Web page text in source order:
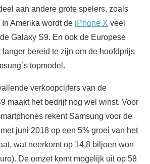
aan andere grote spelers, zoals
In Amerika wordt de iPhone X veel
Galaxy S9. En ook de Europese
bereid te zijn om de hoofdprijs
topmodel.
verkoopcijfers van de
maakt het bedrijf nog wel winst. Voor
rekent Samsung voor de
juni 2018 op een 5% groei van het
wat neerkomt op 14,8 biljoen won
De omzet komt mogelijk uit op 58